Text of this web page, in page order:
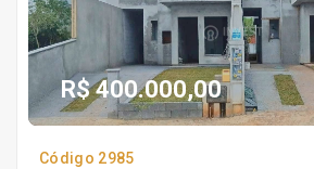
R$ 400.000,00
Código 2985